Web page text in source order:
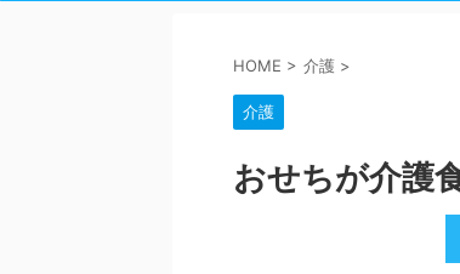
HOME > 介護 >
介護
おせちが介護